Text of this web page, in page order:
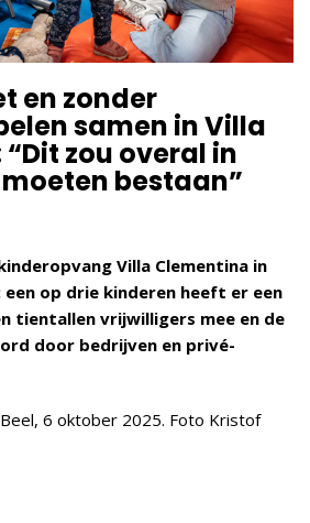
en zonder
samen in Villa
zou overal in
bestaan”
Villa Clementina in
op drie kinderen heeft er een
tientallen vrijwilligers mee en de
door bedrijven en privé-
6 oktober 2025. Foto Kristof